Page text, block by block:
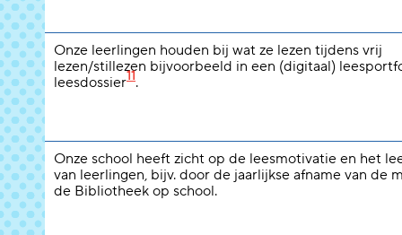
Onze leerlingen houden bij wat ze lezen tijdens vrij
lezen/stillezen bijvoorbeeld in een (digitaal)
leesdossier11.
Onze school heeft zicht op de leesmotivatie en het
van leerlingen, bijv. door de jaarlijkse afname van de
de Bibliotheek op school.